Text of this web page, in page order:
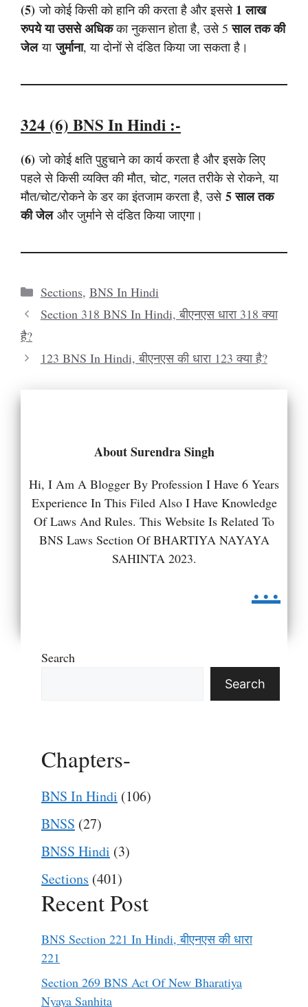
(5) जो कोई किसी को हानि की करता है और इससे 1 लाख
रुपये या उससे अधिकका नुकसान होता है, उसे 5 साल तक की
जेलयाजुर्माना, या दोनों से दंडित किया जा सकता है।
324 (6) BNS In Hindi :-
(6) जो कोई क्षति पुहुचाने का कार्य करता है और इसके लिए
पहले से किसी व्यक्ति की मौत, चोट, गलत तरीके से रोकने, या
मौत/चोट/रोकने के डर का इंतजाम करता है, उसे 5 साल तक
की जेलऔर जुर्माने से दंडित किया जाएगा।
Categories
Sections, BNS In Hindi
Section 318 BNS In Hindi, बीएनएस धारा 318 क्या
है?
123 BNS In Hindi, बीएनएस की धारा 123 क्या है?
About Surendra Singh
Hi, I Am A Blogger By Profession I Have 6 Years
Experience In This Filed Also I Have Knowledge
Of Laws And Rules. This Website Is Related To
BNS Laws Section Of BHARTIYA NAYAYA
SAHINTA 2023.
...
Search
Search
Chapters-
BNS In Hindi (106)
BNSS (27)
BNSS Hindi (3)
Sections (401)
Recent Post
BNS Section 221 In Hindi, बीएनएस की धारा
221
Section 269 BNS Act Of New Bharatiya
Nyaya Sanhita